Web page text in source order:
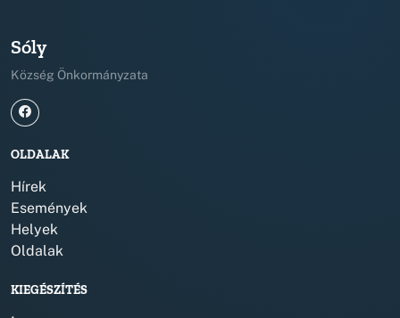
Sóly
Község Önkormányzata
OLDALAK
Hírek
Események
Helyek
Oldalak
KIEGÉSZÍTÉS